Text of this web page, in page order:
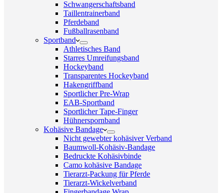
Schwangerschaftsband
Taillentrainerband
Pferdeband
Fußballrasenband
Sportband
Athletisches Band
Starres Umreifungsband
Hockeyband
Transparentes Hockeyband
Hakengriffband
Sportlicher Pre-Wrap
EAB-Sportband
Sportlicher Tape-Finger
Hühnerspornband
Kohäsive Bandage
Nicht gewebter kohäsiver Verband
Baumwoll-Kohäsiv-Bandage
Bedruckte Kohäsivbinde
Camo kohäsive Bandage
Tierarzt-Packung für Pferde
Tierarzt-Wickelverband